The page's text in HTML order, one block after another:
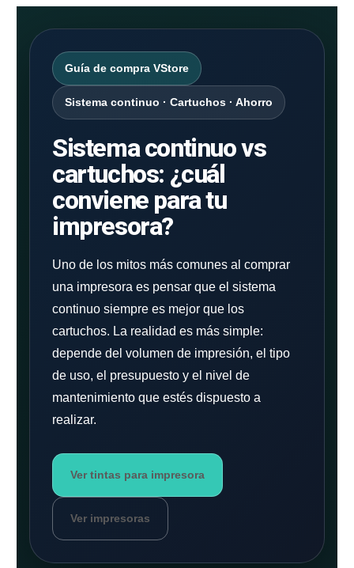
Guía de compra VStore
Sistema continuo · Cartuchos · Ahorro
Sistema continuo vs
cartuchos: ¿cuál
conviene para tu
impresora?
Uno de los mitos más comunes al comprar
una impresora es pensar que el sistema
continuo siempre es mejor que los
cartuchos. La realidad es más simple:
depende del volumen de impresión, el tipo
de uso, el presupuesto y el nivel de
mantenimiento que estés dispuesto a
realizar.
Ver tintas para impresora
Ver impresoras